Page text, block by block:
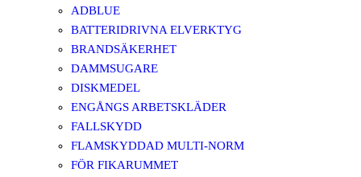
ADBLUE
BATTERIDRIVNA ELVERKTYG
BRANDSÄKERHET
DAMMSUGARE
DISKMEDEL
ENGÅNGS ARBETSKLÄDER
FALLSKYDD
FLAMSKYDDAD MULTI-NORM
FÖR FIKARUMMET